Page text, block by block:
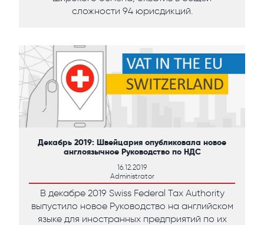
сложности 94 юрисдикций.
Декабрь 2019: Швейцария опубликовала новое
англоязычное Руководство по НДС
16.12.2019
Administrator
В декабре 2019 Swiss Federal Tax Authority
выпустило новое Руководство на английском
языке для иностранных предприятий по их